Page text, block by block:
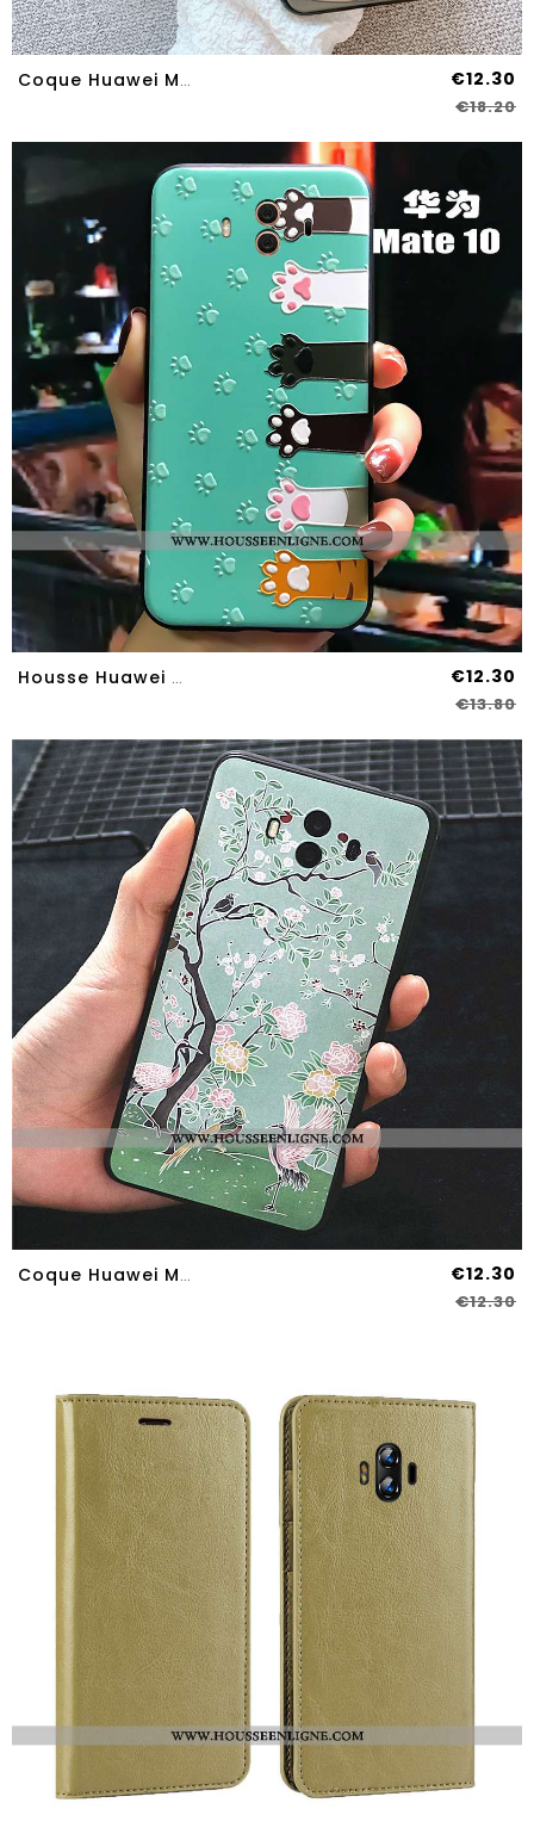
Coque Huawei Mate 10 Fluide Doux Protection Étui Créatif Europe Nouveau Personnalité Bleu Foncé €12.30
€18.20
Housse Huawei Mate 10 Silicone Délavé En Daim Créatif Vert Antidérapant Étui Fluide Doux Verte €12.30
€13.80
Coque Huawei Mate 10 Fluide Doux Silicone Vent Personnalité Délavé En Daim Tout Compris Incassable V €12.30
€12.30